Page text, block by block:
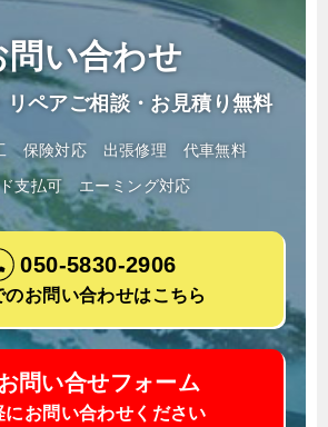
問い合わせ
リペアご相談・お見積り無料
保険対応 出張修理
代車無料
支払可
エーミング対応
050-5830-2906
のお問い合わせはこちら
問い合せフォーム
にお問い合わせください